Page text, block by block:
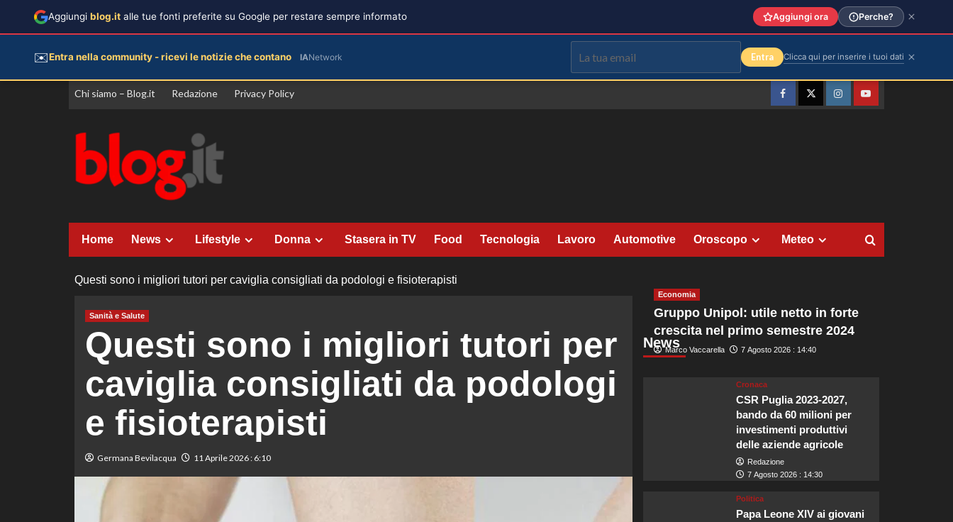
Vai
Chi siamo – Blog.it Redazione Privacy Policy
FacebookTwitterInstagramYouTube
Home News Lifestyle Donna Stasera in TV Food Tecnologia Lavoro Automotive Oroscopo Meteo
Questi sono i migliori tutori per caviglia consigliati da podologi e fisioterapisti
Sanità e Salute
Questi sono i migliori tutori per
caviglia consigliati da podologi
e fisioterapisti
Germana Bevilacqua 11 Aprile 2026 : 6:10
News
Economia
Gruppo Unipol: utile netto in forte
crescita nel primo semestre 2024
Marco Vaccarella 7 Agosto 2026 : 14:40
Cronaca
CSR Puglia 2023-2027,
bando da 60 milioni per
investimenti produttivi
delle aziende agricole
Redazione
7 Agosto 2026 : 14:30
Politica
Papa Leone XIV ai giovani
Aggiungi blog.it alle tue fonti preferite su Google per restare sempre informato Aggiungi ora Perche?
✉️Entra nella community - ricevi le notizie che contano IANetwork Entra Clicca qui per inserire i tuoi dati